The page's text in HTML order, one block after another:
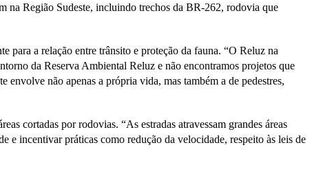
na Região Sudeste, incluindo trechos da BR-262, rodovia que
para a relação entre trânsito e proteção da fauna. “O Reluz na
da Reserva Ambiental Reluz e não encontramos projetos que
envolve não apenas a própria vida, mas também a de pedestres,
cortadas por rodovias. “As estradas atravessam grandes áreas
e incentivar práticas como redução da velocidade, respeito às leis de